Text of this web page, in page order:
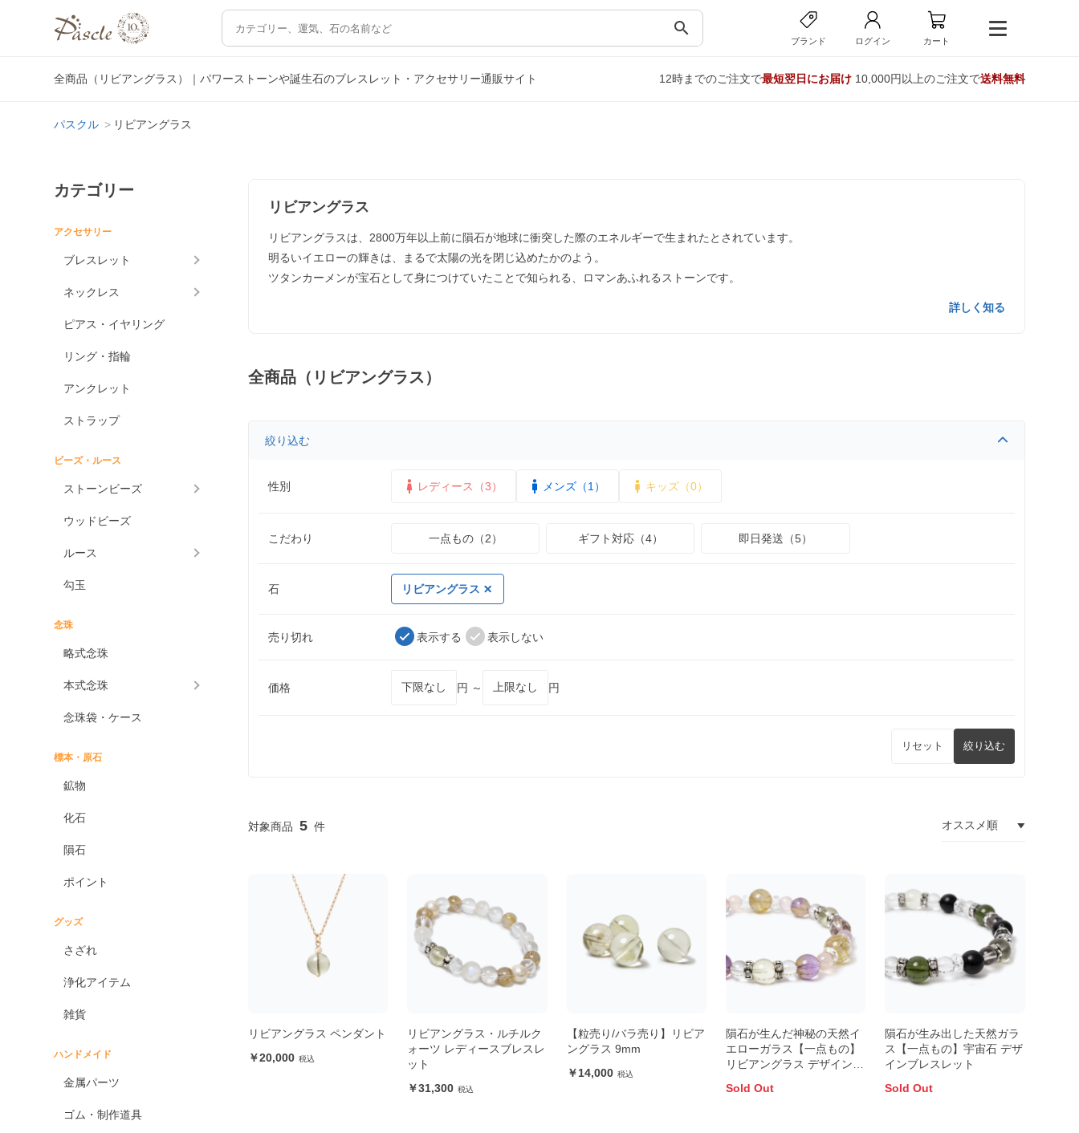
search
ブランド ログイン カート
全商品（リビアングラス）｜パワーストーンや誕生石のブレスレット・アクセサリー通販サイト 12時までのご注文で最短翌日にお届け10,000円以上のご注文で送料無料
パスクル リビアングラス
カテゴリー
アクセサリー
ブレスレット
ネックレス
ピアス・イヤリング
リング・指輪
アンクレット
ストラップ
ビーズ・ルース
ストーンビーズ
ウッドビーズ
ルース
勾玉
念珠
略式念珠
本式念珠
念珠袋・ケース
標本・原石
鉱物
化石
隕石
ポイント
グッズ
さざれ
浄化アイテム
雑貨
ハンドメイド
金属パーツ
ゴム・制作道具
リビアングラス
リビアングラスは、2800万年以上前に隕石が地球に衝突した際のエネルギーで生まれたとされています。
明るいイエローの輝きは、まるで太陽の光を閉じ込めたかのよう。
ツタンカーメンが宝石として身につけていたことで知られる、ロマンあふれるストーンです。
詳しく知る
全商品（リビアングラス）
絞り込む
性別 レディース（3） メンズ（1） キッズ（0）
こだわり 一点もの（2） ギフト対応（4） 即日発送（5）
石 リビアングラス
売り切れ 表示する 表示しない
価格 円 ～ 円
リセット 絞り込む
5
リビアングラス ペンダント
20,000
リビアングラス・ルチルク
ォーツ レディースブレスレ
ット
31,300
【粒売り/バラ売り】リビア
ングラス 9mm
14,000
隕石が生んだ神秘の天然イ
エローガラス【一点もの】
リビアングラス デザインブ
Sold Out
隕石が生み出した天然ガラ
ス【一点もの】宇宙石 デザ
インブレスレット
Sold Out